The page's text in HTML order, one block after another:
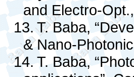
and Electro-
13.T. Baba,
& Nano-
14.T. Baba,